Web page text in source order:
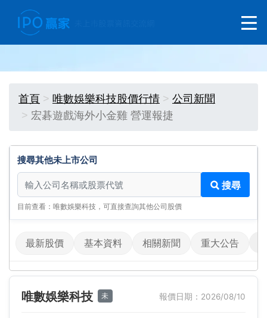
首頁 唯數娛樂科技股價行情
公司新聞
宏碁遊戲海外小金雞 營運報捷
搜尋其他未上市公司
搜尋其他未上市公司
搜尋
目前查看：唯數娛樂科技，可直接查詢其他公司股價
最新股價 基本資料 相關新聞 重大公告
唯數娛樂科技 未 報價日期：2026/08/10